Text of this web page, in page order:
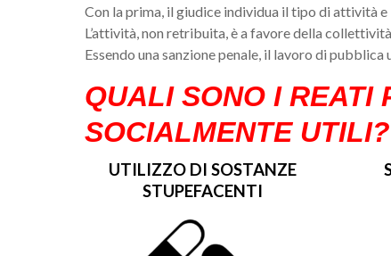
Con la prima, il giudice individua il tipo di attività e
L’attività, non retribuita, è a favore della
Essendo una sanzione penale, il lavoro di
QUALI SONO I REATI
SOCIALMENTE UTILI?
UTILIZZO DI SOSTANZE
STUPEFACENTI